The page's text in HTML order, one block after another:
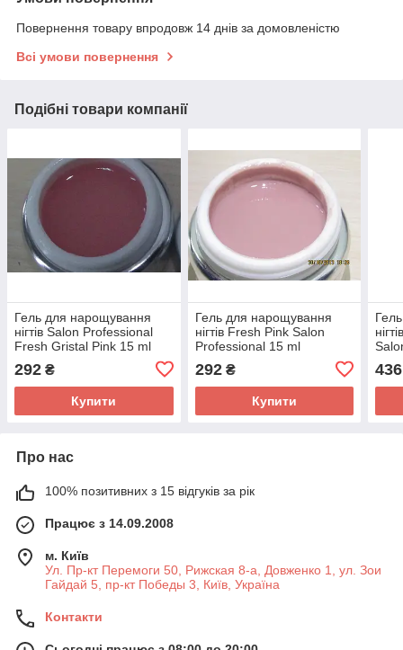
Повернення товару впродовж 14 днів за домовленістю
Всі умови повернення
Подібні товари компанії
Гель для нарощування
нігтів Salon Professional
Fresh Gristal Pink 15 ml
292 ₴
Купити
Гель для нарощування
нігтів Fresh Pink Salon
Professional 15 ml
292₴
Купити
436
Про нас
100% позитивних з 15 відгуків за рік
Працює з 14.09.2008
м. Київ
Ул. Пр-кт Перемоги 50, Рижская 8-а, Довженко 1, ул. Зои
Гайдай 5, пр-кт Победы 3, Київ, Україна
Контакти